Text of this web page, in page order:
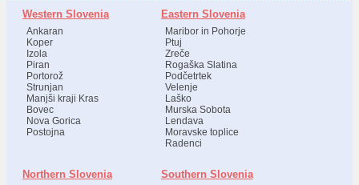
Western Slovenia
Ankaran
Koper
Izola
Piran
Portorož
Strunjan
Manjši kraji Kras
Bovec
Nova Gorica
Postojna
Eastern Slovenia
Maribor in Pohorje
Ptuj
Zreče
Rogaška Slatina
Podčetrtek
Velenje
Laško
Murska Sobota
Lendava
Moravske toplice
Radenci
Northern Slovenia Southern Slovenia